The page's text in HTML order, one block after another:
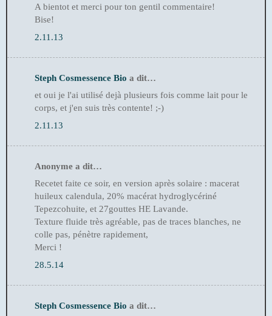
A bientot et merci pour ton gentil commentaire!
Bise!
2.11.13
Steph Cosmessence Bio a dit…
et oui je l'ai utilisé dejà plusieurs fois comme lait pour le
corps, et j'en suis très contente! ;-)
2.11.13
Anonyme a dit…
Recetet faite ce soir, en version après solaire : macerat
huileux calendula, 20% macérat hydroglycériné
Tepezcohuite, et 27gouttes HE Lavande.
Texture fluide très agréable, pas de traces blanches, ne
colle pas, pénètre rapidement,
Merci !
28.5.14
Steph Cosmessence Bio a dit…